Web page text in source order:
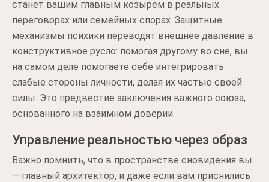
станет вашим главным козырем в реальных
переговорах или семейных спорах. Защитные
механизмы психики переводят внешнее давление в
конструктивное русло: помогая другому во сне, вы
на самом деле помогаете себе интегрировать
слабые стороны личности, делая их частью своей
силы. Это предвестие заключения важного союза,
основанного на взаимном доверии.
Управление реальностью через образ
Важно помнить, что в пространстве сновидения вы
— главный архитектор, и даже если вам приснились